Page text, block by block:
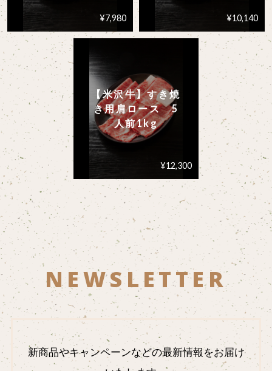
¥7,980 ¥10,140
【米沢牛】すき焼
き用肩ロース 5
人前1kg
¥12,300
NEWSLETTER
新商品やキャンペーンなどの最新情報をお届け